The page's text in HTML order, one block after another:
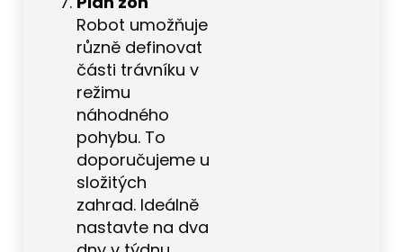
Robot umožňuje
různě definovat
části trávníku v
režimu
náhodného
pohybu. To
doporučujeme u
složitých
zahrad. Ideálně
nastavte na dva